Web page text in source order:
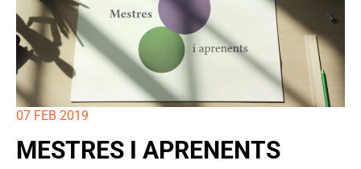
07 FEB 2019
MESTRES I APRENENTS